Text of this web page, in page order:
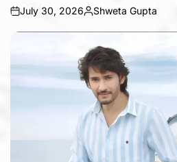
on
July 30, 2026
Posted
by
Shweta Gupta